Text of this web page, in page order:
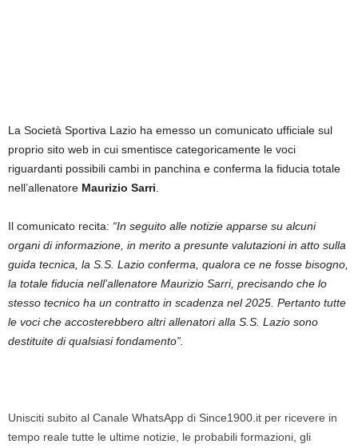
La Società Sportiva Lazio ha emesso un comunicato ufficiale sul
proprio sito web in cui smentisce categoricamente le voci
riguardanti possibili cambi in panchina e conferma la fiducia totale
nell’allenatore Maurizio Sarri
Il comunicato recita: “In seguito alle notizie apparse su alcuni
organi di informazione, in merito a presunte valutazioni in atto sulla
guida tecnica, la S.S. Lazio conferma, qualora ce ne fosse bisogno,
la totale fiducia nell’allenatore Maurizio Sarri, precisando che lo
stesso tecnico ha un contratto in scadenza nel 2025. Pertanto tutte
le voci che accosterebbero altri allenatori alla S.S. Lazio sono
destituite di qualsiasi fondamento”.
Unisciti subito al Canale WhatsApp di Since1900.it per ricevere in
tempo reale tutte le ultime notizie, le probabili formazioni, gli